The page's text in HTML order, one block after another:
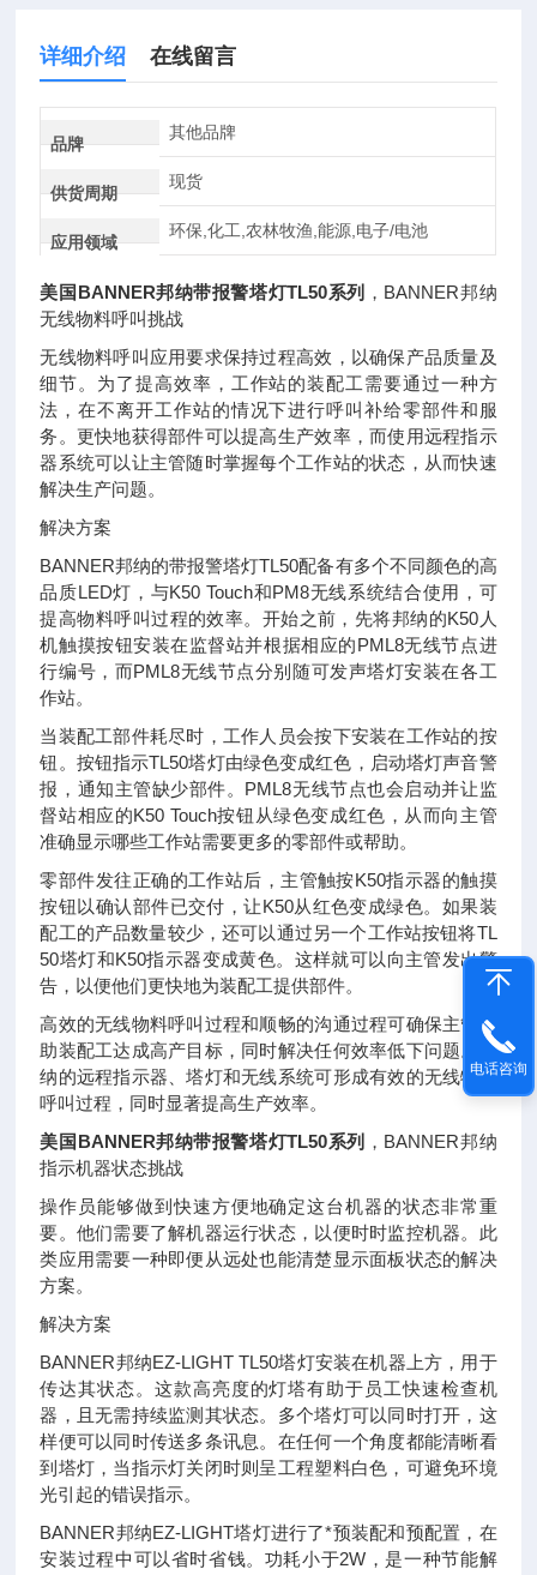
详细介绍 在线留言
品牌
其他品牌
供货周期
现货
应用领域
环保,化工,农林牧渔,能源,电子/电池
美国BANNER邦纳带报警塔灯TL50系列 ，BANNER邦纳
无线物料呼叫挑战
无线物料呼叫应用要求保持过程高效，以确保产品质量及
细节。为了提高效率，工作站的装配工需要通过一种方
法，在不离开工作站的情况下进行呼叫补给零部件和服
务。更快地获得部件可以提高生产效率，而使用远程指示
器系统可以让主管随时掌握每个工作站的状态，从而快速
解决生产问题。
解决方案
BANNER邦纳的带报警塔灯TL50配备有多个不同颜色的高
品质LED灯，与K50 Touch和PM8无线系统结合使用，可
提高物料呼叫过程的效率。开始之前，先将邦纳的K50人
机触摸按钮安装在监督站并根据相应的PML8无线节点进
行编号，而PML8无线节点分别随可发声塔灯安装在各工
作站。
当装配工部件耗尽时，工作人员会按下安装在工作站的按
钮。按钮指示TL50塔灯由绿色变成红色，启动塔灯声音警
报，通知主管缺少部件。PML8无线节点也会启动并让监
督站相应的K50 Touch按钮从绿色变成红色，从而向主管
准确显示哪些工作站需要更多的零部件或帮助。
零部件发往正确的工作站后，主管触按K50指示器的触摸
按钮以确认部件已交付，让K50从红色变成绿色。如果装
配工的产品数量较少，还可以通过另一个工作站按钮将TL
50塔灯和K50指示器变成黄色。这样就可以向主管发出警
告，以便他们更快地为装配工提供部件。
高效的无线物料呼叫过程和顺畅的沟通过程可确保主管帮
助装配工达成高产目标，同时解决任何效率低下问题。邦
纳的远程指示器、塔灯和无线系统可形成有效的无线物料
呼叫过程，同时显著提高生产效率。
美国BANNER邦纳带报警塔灯TL50系列 ， BANNER邦纳
指示机器状态挑战
操作员能够做到快速方便地确定这台机器的状态非常重
要。他们需要了解机器运行状态，以便时时监控机器。此
类应用需要一种即便从远处也能清楚显示面板状态的解决
方案。
解决方案
BANNER邦纳EZ-LIGHT TL50塔灯安装在机器上方，用于
传达其状态。这款高亮度的灯塔有助于员工快速检查机
器，且无需持续监测其状态。多个塔灯可以同时打开，这
样便可以同时传送多条讯息。在任何一个角度都能清晰看
到塔灯，当指示灯关闭时则呈工程塑料白色，可避免环境
光引起的错误指示。
BANNER邦纳EZ-LIGHT塔灯进行了*预装配和预配置，在
安装过程中可以省时省钱。功耗小于2W，是一种节能解
电话咨询